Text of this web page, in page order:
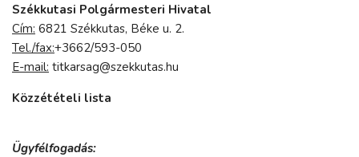
Székkutasi Polgármesteri Hivatal
Cím: 6821 Székkutas, Béke u. 2.
Tel./fax:+3662/593-050
E-mail: titkarsag@szekkutas.hu
Közzétételi lista
Ügyfélfogadás: